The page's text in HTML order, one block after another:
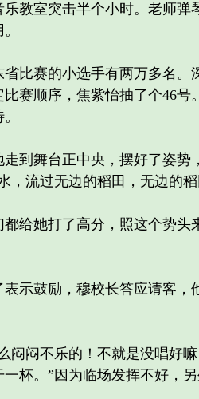
室突击半个小时。老师弹
赛的小选手有两万多名。
赛顺序，焦紫怡抽了个46
舞台正中央，摆好了姿势
，流过无边的稻田，无边的
她打了高分，照这个势头
鼓励，穆校长答应请客，
闷不乐的！不就是没唱好
杯。”因为临场发挥不好，